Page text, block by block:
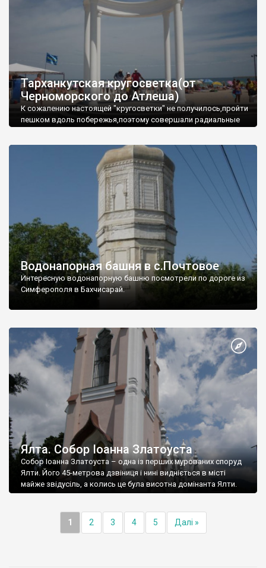
Тарханкутская кругосветка(от
Черноморского до Атлеша)
К сожалению настоящей "кругосветки" не получилось,пройти
пешком вдоль побережья,поэтому совершали радиальные
Водонапорная башня в с.Почтовое
Интересную водонапорную башню посмотрели по дороге из
Симферополя в Бахчисарай.
Ялта. Собор Іоанна Златоуста
Собор Іоанна Златоуста – одна із перших мурованих споруд
Ялти. Його 45-метрова дзвіниця і нині видніється в місті
майже звідусіль, а колись це була висотна домінанта Ялти.
1 2 3 4 5 Далі »